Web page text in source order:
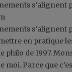
s’alignent
s’alignent
en pratique
philo de 1997.
moi. Parce que